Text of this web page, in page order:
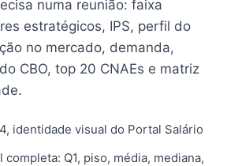
numa reunião: faixa
estratégicos, IPS, perfil do
no mercado, demanda,
CBO, top 20 CNAEs e matriz
identidade visual do Portal Salário
completa: Q1, piso, média, mediana,